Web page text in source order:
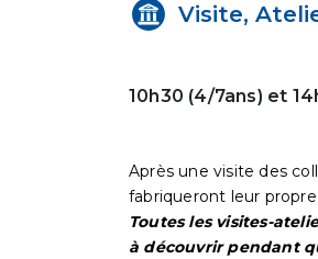
Visite,
10h30 (4/7ans) et
Après une visite des
fabriqueront leur
Toutes les visites-
à découvrir pendant